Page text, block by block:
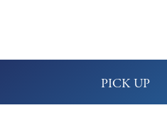
PICK UP